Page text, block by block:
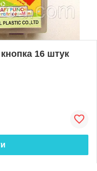
16 штук